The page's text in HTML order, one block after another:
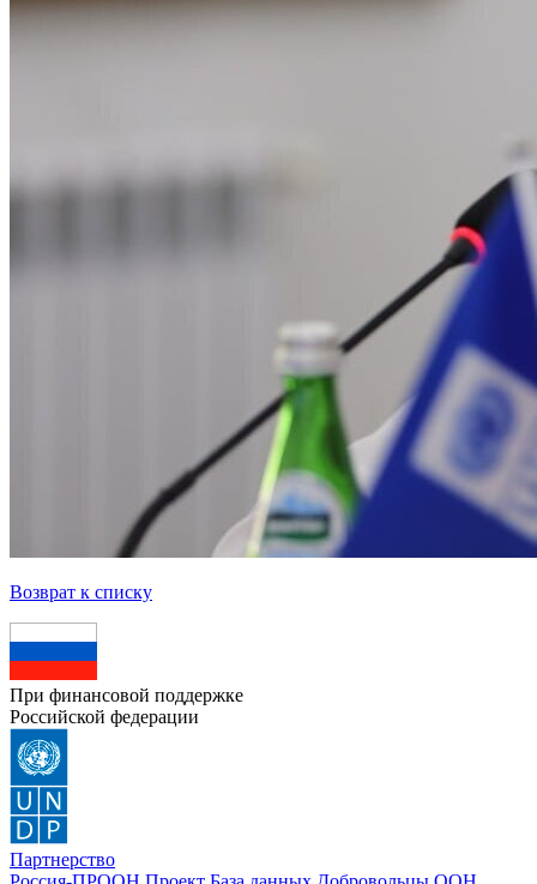
Возврат к списку
При финансовой поддержке
Российской федерации
Партнерство